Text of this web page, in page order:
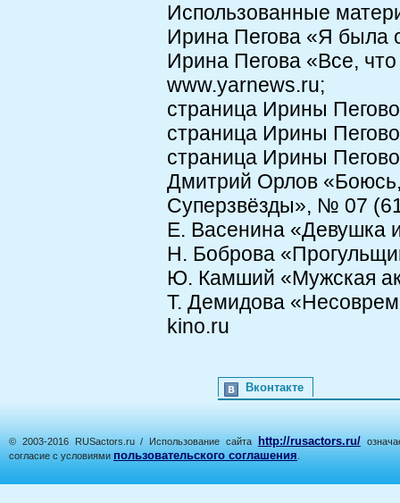
Использованные
Ирина Пегова «Я была
Ирина Пегова «Все,
www.yarnews.ru;
страница Ирины
страница Ирины
страница Ирины
Дмитрий Орлов
Суперзвёзды», № 07
Е. Васенина «Девушка
Н. Боброва
Ю. Камший «Мужская
Т. Демидова
kino.ru
Вконтакте
© 2003-2016 RUSactors.ru / Использование сайта http://rusactors.ru/
согласие с условиями пользовательского соглашения